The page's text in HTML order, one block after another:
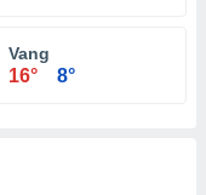
Vang
16° 8°